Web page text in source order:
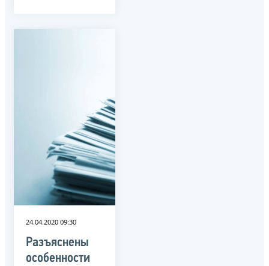
24.04.2020 09:30
Разъяснены
особенности